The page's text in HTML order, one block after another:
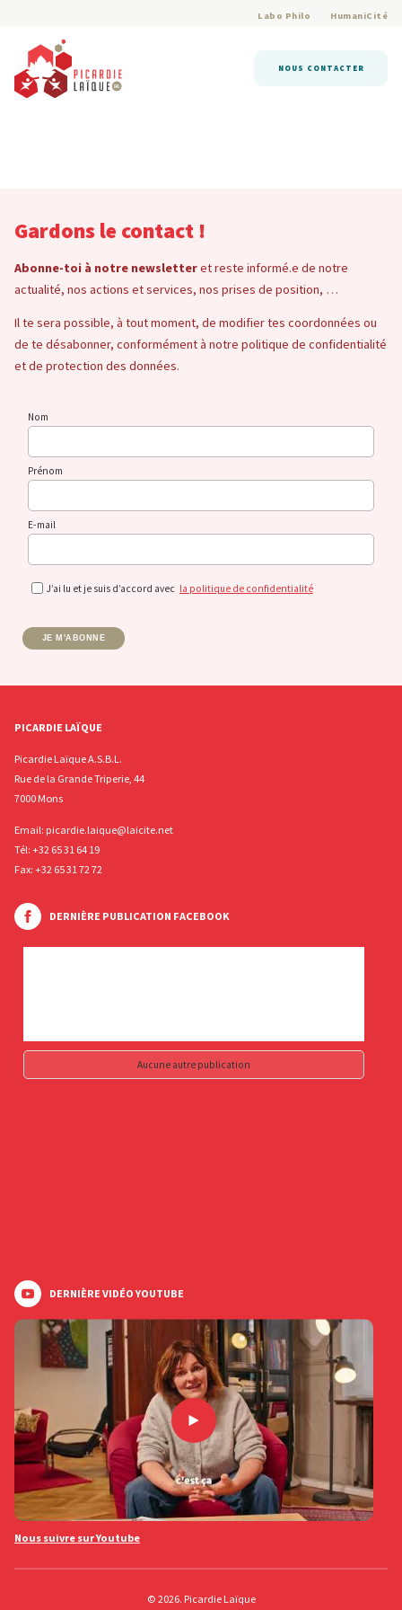
Labo Philo HumaniCité
NOUS CONTACTER
Gardons le contact !
Abonne-toi à notre newsletteret reste informé.e de notre
actualité, nos actions et services, nos prises de position, …
Il te sera possible, à tout moment, de modifier tes coordonnées ou
de te désabonner, conformément à notre politique de confidentialité
et de protection des données.
Nom
Prénom
E-mail
J’ai lu et je suis d’accord avec la politique de confidentialité
JE M'ABONNE
PICARDIE LAÏQUE
Picardie Laïque A.S.B.L.
Rue de la Grande Triperie, 44
7000 Mons
Email: picardie.laique@laicite.net
Tél: +32 65 31 64 19
Fax: +32 65 31 72 72
DERNIÈRE PUBLICATION FACEBOOK
Aucune autre publication
DERNIÈRE VIDÉO YOUTUBE
Nous suivre sur Youtube
© 2026. Picardie Laïque